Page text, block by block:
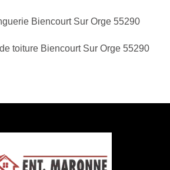
Biencourt Sur Orge 55290
toiture Biencourt Sur Orge 55290